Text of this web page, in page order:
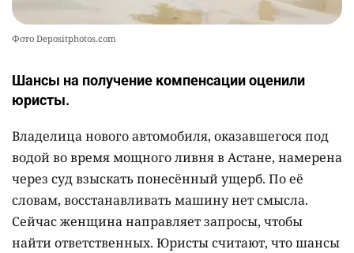
Фото Depositphotos.com
Шансы на получение компенсации оценили
юристы.
Владелица нового автомобиля, оказавшегося под
водой во время мощного ливня в Астане, намерена
через суд взыскать понесённый ущерб. По её
словам, восстанавливать машину нет смысла.
Сейчас женщина направляет запросы, чтобы
найти ответственных. Юристы считают, что шансы